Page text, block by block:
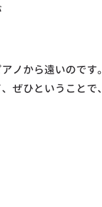
ノから遠いのです。
ぜひということで、